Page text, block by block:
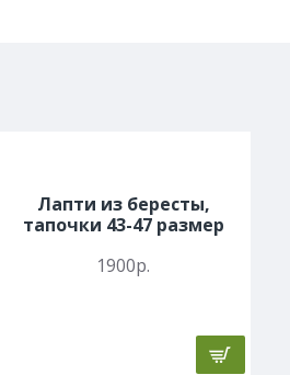
Лапти из бересты,
тапочки 43-47 размер
1900р.